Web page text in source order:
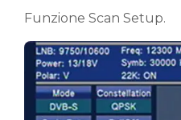
Funzione Scan Setup.